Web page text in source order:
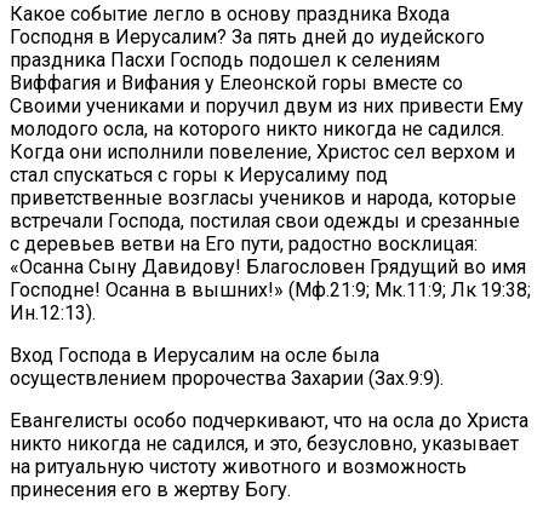
Какое событие легло в основу праздника Входа
Господня в Иерусалим? За пять дней до иудейского
праздника Пасхи Господь подошел к селениям
Виффагия и Вифания у Елеонской горы вместе со
Своими учениками и поручил двум из них привести Ему
молодого осла, на которого никто никогда не садился.
Когда они исполнили повеление, Христос сел верхом и
стал спускаться с горы к Иерусалиму под
приветственные возгласы учеников и народа, которые
встречали Господа, постилая свои одежды и срезанные
с деревьев ветви на Его пути, радостно восклицая:
«Осанна Сыну Давидову! Благословен Грядущий во имя
Господне! Осанна в вышних!» (Мф.21:9; Мк.11:9; Лк 19:38;
Ин.12:13).
Вход Господа в Иерусалим на осле была
осуществлением пророчества Захарии (Зах.9:9).
Евангелисты особо подчеркивают, что на осла до Христа
никто никогда не садился, и это, безусловно, указывает
на ритуальную чистоту животного и возможность
принесения его в жертву Богу.